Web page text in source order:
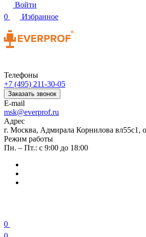
Войти
0
Избранное
Телефоны
+7 (495) 211-30-05
Заказать звонок
E-mail
msk@everprof.ru
Адрес
г. Москва, Адмирала Корнилова вл55с1,
Режим работы
Пн. – Пт.: с 9:00 до 18:00
0